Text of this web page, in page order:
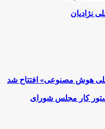
نژادیان
هوش مصنوعی» افتتاح شد
کار مجلس شورای